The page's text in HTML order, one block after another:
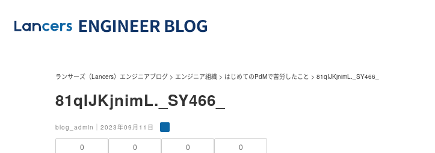
ランサーズ（Lancers）エンジニアブログ > エンジニア組織 > はじめてのPdMで苦労したこと > 81qIJKjnimL._SY466_
81qIJKjnimL._SY466_
blog_admin｜2023年09月11日
0 0 0 0